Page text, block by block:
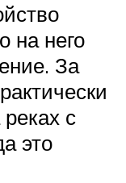
на него
За
с
это